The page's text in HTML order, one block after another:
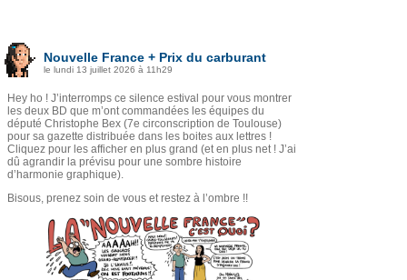
Nouvelle France + Prix du carburant
le lundi 13 juillet 2026 à 11h29
Hey ho ! J’interromps ce silence estival pour vous montrer
les deux BD que m’ont commandées les équipes du
député Christophe Bex (7e circonscription de Toulouse)
pour sa gazette distribuée dans les boites aux lettres !
Cliquez pour les afficher en plus grand (et en plus net ! J’ai
dû agrandir la prévisu pour une sombre histoire
d’harmonie graphique).
Bisous, prenez soin de vous et restez à l’ombre !!